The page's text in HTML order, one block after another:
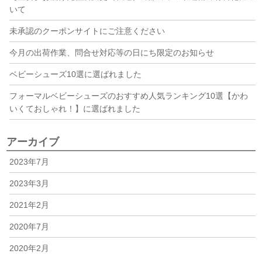
いて
未承認のクーポンサイトにご注意ください
今月の出荷作業、問合せ対応等の日にち限定のお知らせ
ベビーシューズ10選に選ばれました
フォーマルベビーシューズのおすすめ人気ランキング10選【かわ
いくておしゃれ！】に選ばれました
アーカイブ
2023年7月
2023年3月
2021年2月
2020年7月
2020年2月